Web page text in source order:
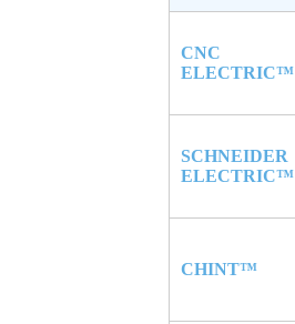
CNC
ELECTRIC™
SCHNEIDER
ELECTRIC™
CHINT™